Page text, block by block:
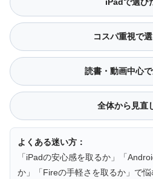
コスパ重視で
読書・動画中心
全体から見直
よくある迷い方：
「iPadの安心感を取るか」「
か」「Fireの手軽さを取るか」で